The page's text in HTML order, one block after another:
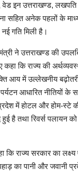
वेड इन उत्तराखण्ड, लखपति
सहित अनेक पहलों के
गति मिली है।
ने उत्तराखण्ड की
कहा कि राज्य की
आय में उल्लेखनीय
आधारित नीतियों के
में होटल और होम-स्टे
है तथा रिवर्स पलायन को
कि राज्य सरकार का लक्ष्य
का पानी और जवानी